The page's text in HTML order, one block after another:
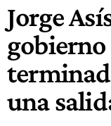
Jorge
una